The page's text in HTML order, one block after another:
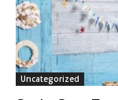
Uncategorized